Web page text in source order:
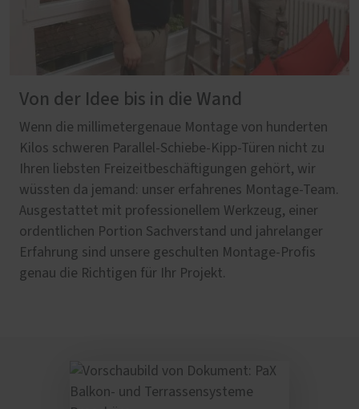
Von der Idee bis in die Wand
Wenn die millimetergenaue Montage von hunderten
Kilos schweren Parallel-Schiebe-Kipp-Türen nicht zu
Ihren liebsten Freizeitbeschäftigungen gehört, wir
wüssten da jemand: unser erfahrenes Montage-Team.
Ausgestattet mit professionellem Werkzeug, einer
ordentlichen Portion Sachverstand und jahrelanger
Erfahrung sind unsere geschulten Montage-Profis
genau die Richtigen für Ihr Projekt.